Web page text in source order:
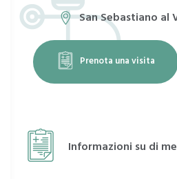
San Sebastiano al
Prenota una visita
Informazioni su di me